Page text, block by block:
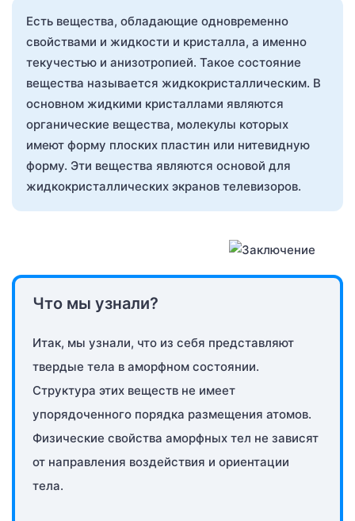
Есть вещества, обладающие одновременно
свойствами и жидкости и кристалла, а именно
текучестью и анизотропией. Такое состояние
вещества называется жидкокристаллическим. В
основном жидкими кристаллами являются
органические вещества, молекулы которых
имеют форму плоских пластин или нитевидную
форму. Эти вещества являются основой для
жидкокристаллических экранов телевизоров.
Что мы узнали?
Итак, мы узнали, что из себя представляют
твердые тела в аморфном состоянии.
Структура этих веществ не имеет
упорядоченного порядка размещения атомов.
Физические свойства аморфных тел не зависят
от направления воздействия и ориентации
тела.